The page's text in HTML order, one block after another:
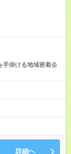
手掛ける地域密着企
詳細へ